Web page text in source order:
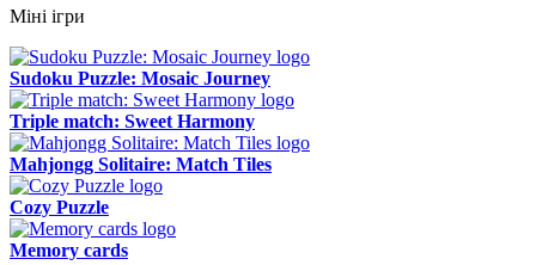
Міні ігри
Sudoku Puzzle: Mosaic Journey
Triple match: Sweet Harmony
Mahjongg Solitaire: Match Tiles
Cozy Puzzle
Memory cards